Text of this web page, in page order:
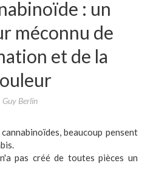
: un
méconnu de
et de la
Guy Berlin
beaucoup pensent
pas créé de toutes pièces un